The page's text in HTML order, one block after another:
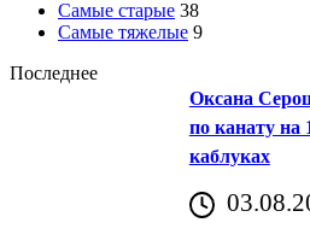
Самые старые 38
Самые тяжелые 9
Последнее
Оксана
по канату на
каблуках